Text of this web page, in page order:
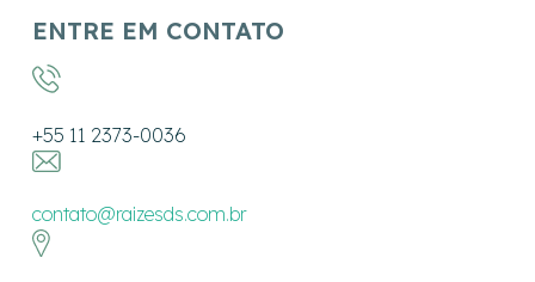
ENTRE EM CONTATO
+55 11 2373-0036
contato@raizesds.com.br